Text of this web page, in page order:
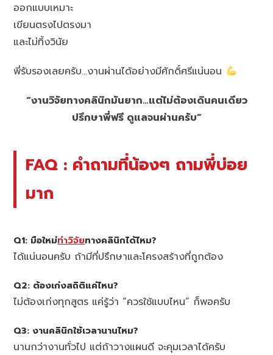
ออกแบบเหมาะ
เขียนตรงไปตรงมา
และไม่ทิ้งวินัย
พี่รับรองเลยครับ…งานผ่านได้อย่างมีศักดิ์ศรีแน่นอน
“งานวิจัยทางคลินิกมันยาก…แต่ไม่ต้องเดินคนเดียว
ปรึกษาพี่ฟรี ดูแลจนผ่านครับ”
FAQ : คำถามที่น้องๆ ถามพี่บ่อย
มาก
Q1: มือใหม่ทำวิจัยทางคลินิกได้ไหม?
ได้แน่นอนครับ ถ้ามีที่ปรึกษาและโครงสร้างที่ถูกต้อง
Q2: ต้องเก่งสถิติแค่ไหน?
ไม่ต้องเก่งทุกสูตร แค่รู้ว่า “ควรใช้แบบไหน” ก็พอครับ
Q3: งานคลินิกใช้เวลานานไหม?
นานกว่างานทั่วไป แต่ถ้าวางแผนดี จะคุมเวลาได้ครับ